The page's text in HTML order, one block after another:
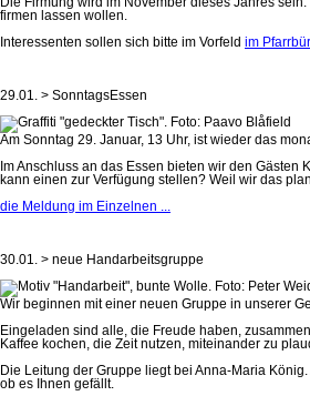
firmen lassen wollen.
Interessenten sollen sich bitte im Vorfeld im
29.01. > SonntagsEssen
Am Sonntag 29. Januar, 13 Uhr, ist wieder das
Im Anschluss an das Essen bieten wir den
kann einen zur Verfügung stellen? Weil wir das
die Meldung im Einzelnen ...
30.01. > neue Handarbeitsgruppe
Wir beginnen mit einer neuen Gruppe in unserer
Eingeladen sind alle, die Freude haben,
Kaffee kochen, die Zeit nutzen, miteinander zu
Die Leitung der Gruppe liegt bei Anna-Maria
ob es Ihnen gefällt.